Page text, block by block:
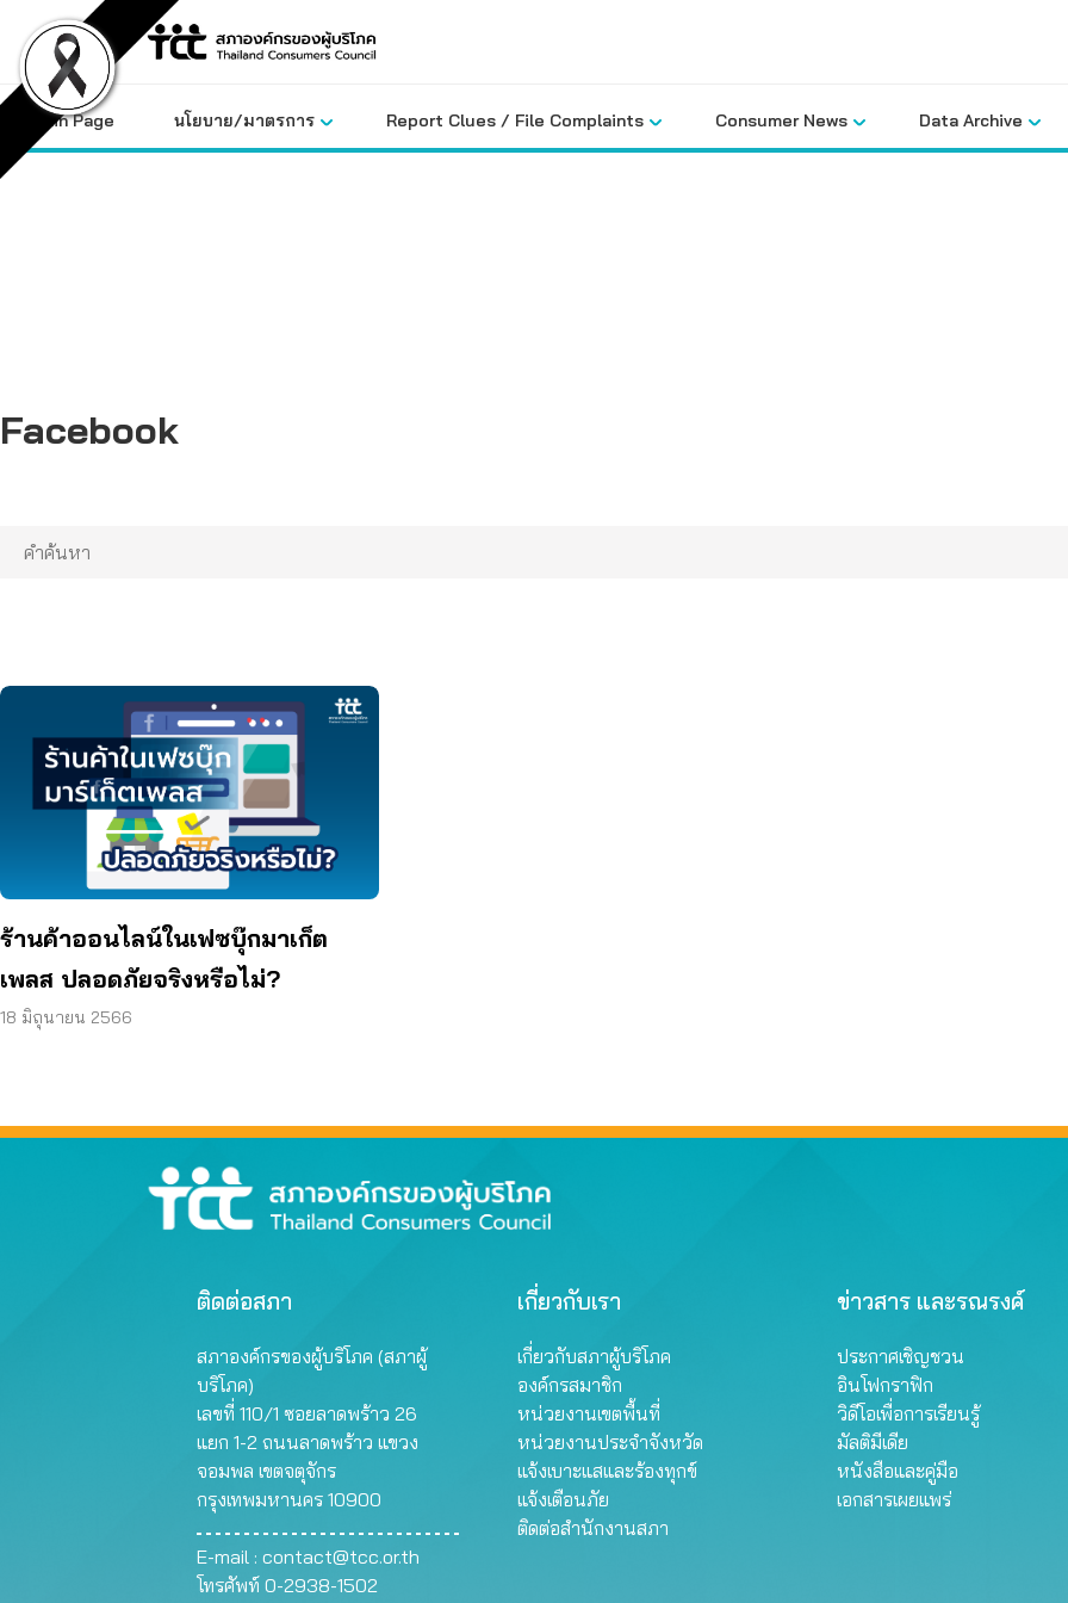
content
Main Page นโยบาย/มาตรการ Report Clues / File Complaints Consumer News Data Archive
Facebook
ร้านค้าออนไลน์ในเฟซบุ๊กมาเก็ต
เพลส ปลอดภัยจริงหรือไม่?
18 มิถุนายน 2566
ติดต่อสภา
สภาองค์กรของผู้บริโภค (สภาผู้
บริโภค)
เลขที่ 110/1 ซอยลาดพร้าว 26
แยก 1-2 ถนนลาดพร้าว แขวง
จอมพล เขตจตุจักร
กรุงเทพมหานคร 10900
E-mail : contact@tcc.or.th
โทรศัพท์ 0-2938-1502
เกี่ยวกับเรา
เกี่ยวกับสภาผู้บริโภค
องค์กรสมาชิก
หน่วยงานเขตพื้นที่
หน่วยงานประจำจังหวัด
แจ้งเบาะแสและร้องทุกข์
แจ้งเตือนภัย
ติดต่อสำนักงานสภา
ข่าวสาร และรณรงค์
ประกาศเชิญชวน
อินโฟกราฟิก
วิดีโอเพื่อการเรียนรู้
มัลติมีเดีย
หนังสือและคู่มือ
เอกสารเผยแพร่